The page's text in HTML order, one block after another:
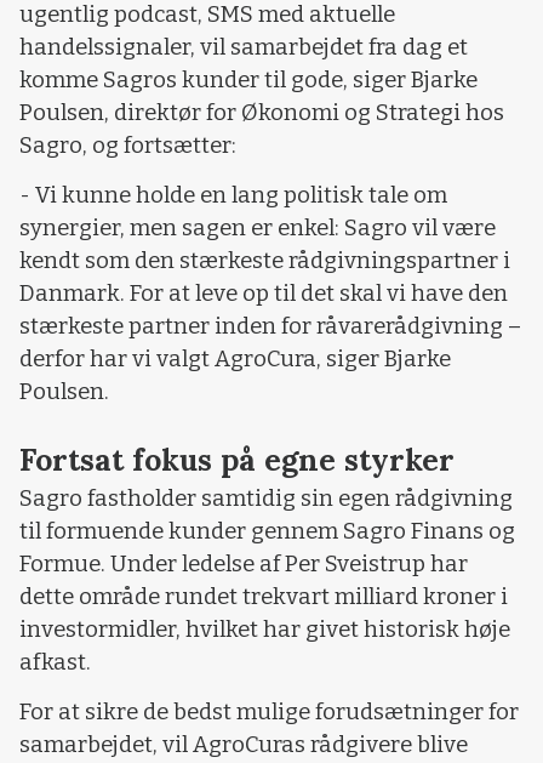
ugentlig podcast, SMS med aktuelle
handelssignaler, vil samarbejdet fra dag et
komme Sagros kunder til gode, siger Bjarke
Poulsen, direktør for Økonomi og Strategi hos
Sagro, og fortsætter:
- Vi kunne holde en lang politisk tale om
synergier, men sagen er enkel: Sagro vil være
kendt som den stærkeste rådgivningspartner i
Danmark. For at leve op til det skal vi have den
stærkeste partner inden for råvarerådgivning –
derfor har vi valgt AgroCura, siger Bjarke
Poulsen.
Fortsat fokus på egne styrker
Sagro fastholder samtidig sin egen rådgivning
til formuende kunder gennem Sagro Finans og
Formue. Under ledelse af Per Sveistrup har
dette område rundet trekvart milliard kroner i
investormidler, hvilket har givet historisk høje
afkast.
For at sikre de bedst mulige forudsætninger for
samarbejdet, vil AgroCuras rådgivere blive